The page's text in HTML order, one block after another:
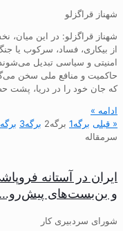
شهناز قراگزلو
شهناز قراگزلو: در این میان،
از بیکاری، فساد، سرکوب یا
امنیتی و سیاسی تبدیل
حاکمیت و منافع ملی سخن
که جان خود را در دریا، پشت
ادامه »
« قبلی برگه1 برگه2 برگه3 برگه
سرمقاله
ایران در آستانه
و بن‌بست‌های پیش‌رو…
شورای سردبیری کار